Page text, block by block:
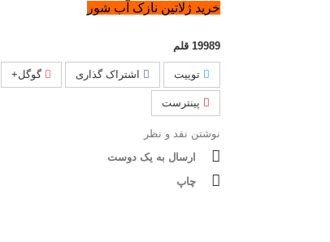
خرید ژلاتین نازک آب شور
19989 قلم
توییت اشتراک گذاری گوگل+
پینترست
نوشتن نقد و نظر
ارسال به یک دوست
چاپ